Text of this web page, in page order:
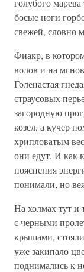
голубого
босые ноги
свежей, словно
Фиакр, в
волов и на
Голенастая
страусовых
загородную
козел, а кучер
хрипловатым
они едут. И как
пояснения
понимали, но
На холмах тут и
с черными
крышами,
уже закипало
поднимались к